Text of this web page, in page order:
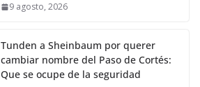
9 agosto, 2026
Tunden a Sheinbaum por querer
cambiar nombre del Paso de Cortés:
Que se ocupe de la seguridad